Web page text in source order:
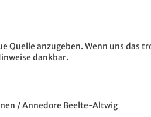
Quelle anzugeben. Wenn uns das
dankbar.
/ Annedore Beelte-Altwig